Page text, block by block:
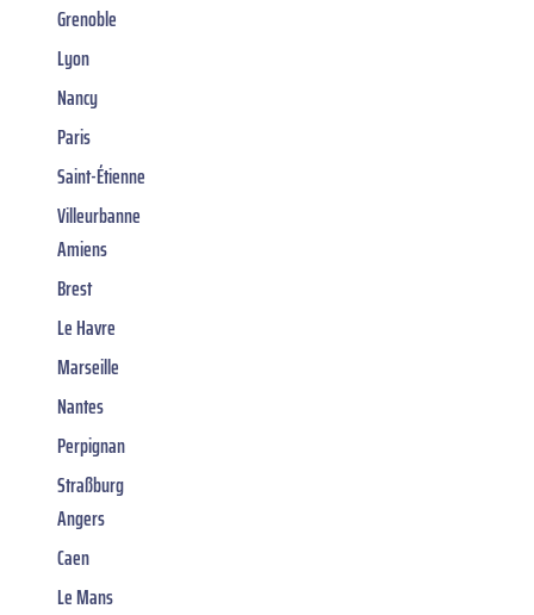
Grenoble
Lyon
Nancy
Paris
Saint-Étienne
Villeurbanne
Amiens
Brest
Le Havre
Marseille
Nantes
Perpignan
Straßburg
Angers
Caen
Le Mans